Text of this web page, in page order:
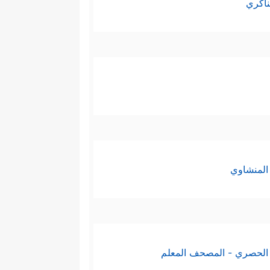
الحصري - المصحف المعلم